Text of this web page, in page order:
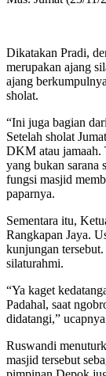
Dikatakan Pradi,
merupakan ajang
ajang
sholat.
“Ini juga bagian
Setelah sholat
DKM atau jamaah.
yang bukan sarana
fungsi masjid
paparnya.
Sementara itu,
Rangkapan Jaya.
kunjungan tersebut.
silaturahmi.
“Ya kaget
Padahal, saat
didatangi,”
Ruswandi
masjid tersebut